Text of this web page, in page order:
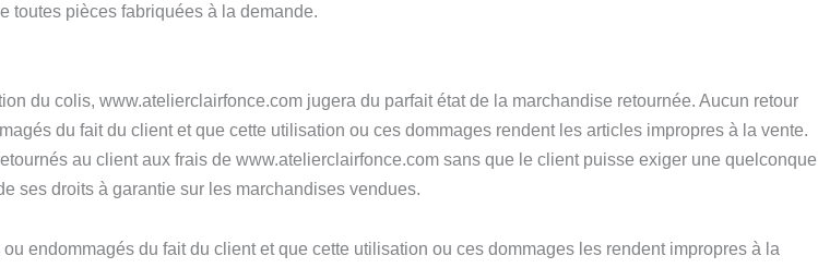
toutes pièces fabriquées à la demande.
du colis, www.atelierclairfonce.com jugera du parfait état de la marchandise retournée. Aucun retour
du fait du client et que cette utilisation ou ces dommages rendent les articles impropres à la vente.
au client aux frais de www.atelierclairfonce.com sans que le client puisse exiger une quelconque
ses droits à garantie sur les marchandises vendues.
endommagés du fait du client et que cette utilisation ou ces dommages les rendent impropres à la